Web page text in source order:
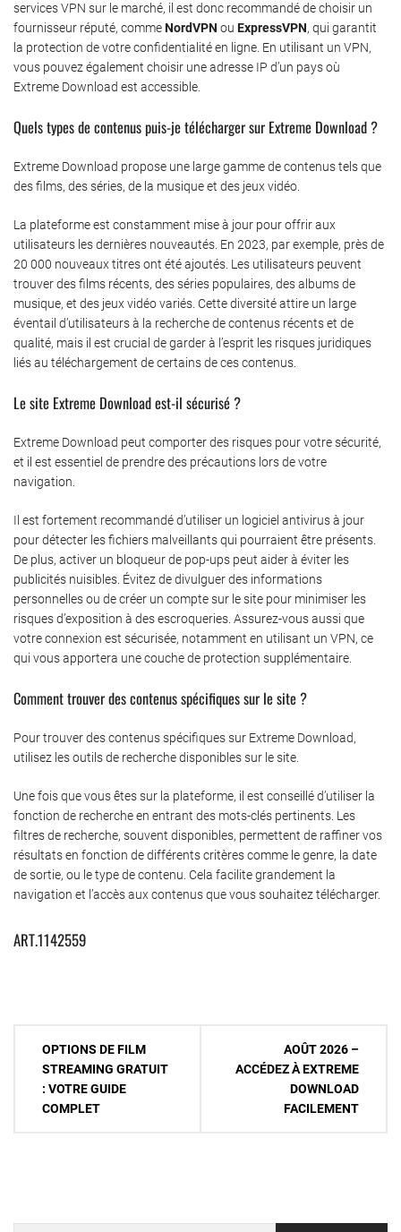
services VPN sur le marché, il est donc recommandé de choisir un
fournisseur réputé, commeNordVPN ou ExpressVPN, qui garantit
la protection de votre confidentialité en ligne. En utilisant un VPN,
vous pouvez également choisir une adresse IP d’un pays où
Extreme Download est accessible.
Quels types de contenus puis-je télécharger sur Extreme Download ?
Extreme Download propose une large gamme de contenus tels que
des films, des séries, de la musique et des jeux vidéo.
La plateforme est constamment mise à jour pour offrir aux
utilisateurs les dernières nouveautés. En 2023, par exemple, près de
20 000 nouveaux titres ont été ajoutés. Les utilisateurs peuvent
trouver des films récents, des séries populaires, des albums de
musique, et des jeux vidéo variés. Cette diversité attire un large
éventail d’utilisateurs à la recherche de contenus récents et de
qualité, mais il est crucial de garder à l’esprit les risques juridiques
liés au téléchargement de certains de ces contenus.
Le site Extreme Download est-il sécurisé ?
Extreme Download peut comporter des risques pour votre sécurité,
et il est essentiel de prendre des précautions lors de votre
navigation.
Il est fortement recommandé d’utiliser un logiciel antivirus à jour
pour détecter les fichiers malveillants qui pourraient être présents.
De plus, activer un bloqueur de pop-ups peut aider à éviter les
publicités nuisibles. Évitez de divulguer des informations
personnelles ou de créer un compte sur le site pour minimiser les
risques d’exposition à des escroqueries. Assurez-vous aussi que
votre connexion est sécurisée, notamment en utilisant un VPN, ce
qui vous apportera une couche de protection supplémentaire.
Comment trouver des contenus spécifiques sur le site ?
Pour trouver des contenus spécifiques sur Extreme Download,
utilisez les outils de recherche disponibles sur le site.
Une fois que vous êtes sur la plateforme, il est conseillé d’utiliser la
fonction de recherche en entrant des mots-clés pertinents. Les
filtres de recherche, souvent disponibles, permettent de raffiner vos
résultats en fonction de différents critères comme le genre, la date
de sortie, ou le type de contenu. Cela facilite grandement la
navigation et l’accès aux contenus que vous souhaitez télécharger.
ART.1142559
Navigation
l’article
OPTIONS DE FILM
STREAMING GRATUIT
: VOTRE GUIDE
COMPLET
AOÛT 2026 –
ACCÉDEZ À EXTREME
DOWNLOAD
FACILEMENT